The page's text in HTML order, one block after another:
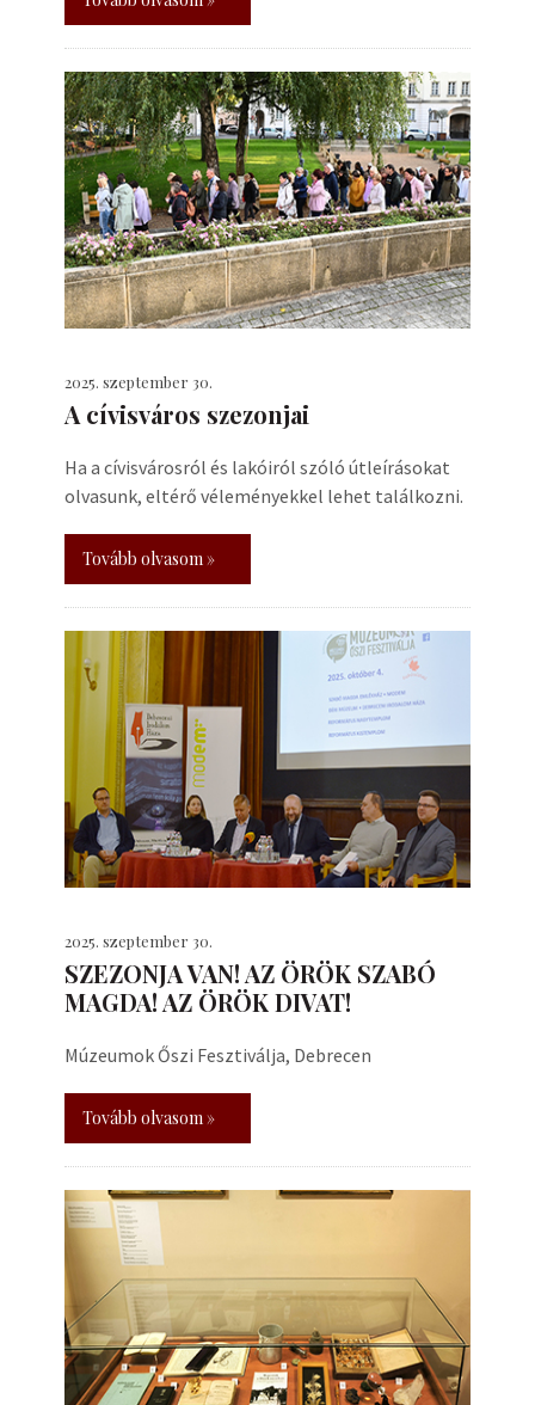
2025. szeptember 30.
A cívisváros szezonjai
Ha a cívisvárosról és lakóiról szóló útleírásokat
olvasunk, eltérő véleményekkel lehet találkozni.
Tovább olvasom »
2025. szeptember 30.
SZEZONJA VAN! AZ ÖRÖK SZABÓ
MAGDA! AZ ÖRÖK DIVAT!
Múzeumok Őszi Fesztiválja, Debrecen
Tovább olvasom »